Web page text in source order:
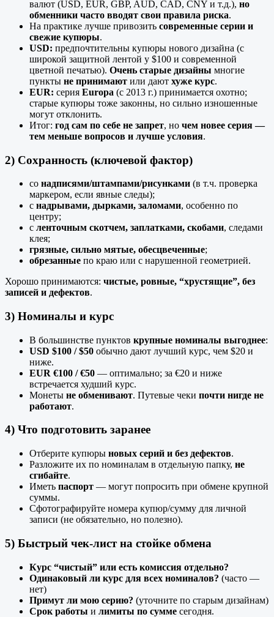
валют (USD, EUR, GBP, AUD, CAD, CNY и т.д.), но
обменники часто вводят свои правила риска.
На практике лучше привозить современные серии и
свежие купюры.
USD: предпочтительны купюры нового дизайна (с
широкой защитной лентой у $100 и современной
цветной печатью). Очень старые дизайны многие
пункты не принимают или дают хуже курс.
EUR: серия Europa (с 2013 г.) принимается охотно;
старые купюры тоже законны, но сильно изношенные
могут отклонить.
Итог: год сам по себе не запрет, но чем новее серия —
тем меньше вопросов и лучше условия.
2) Сохранность (ключевой фактор)
со надписями/штампами/рисунками (в т.ч. проверка
маркером, если явные следы);
с надрывами, дырками, заломами, особенно по
центру;
с ленточным скотчем, заплатками, скобами, следами
клея;
грязные, сильно мятые, обесцвеченные;
обрезанные по краю или с нарушенной геометрией.
Хорошо принимаются: чистые, ровные, “хрустящие”, без
записей и дефектов.
3) Номиналы и курс
В большинстве пунктов крупные номиналы выгоднее:
USD $100 / $50 обычно дают лучший курс, чем $20 и
ниже.
EUR €100 / €50 — оптимально; за €20 и ниже
встречается худший курс.
Монеты не обменивают. Путевые чеки почти нигде не
работают.
4) Что подготовить заранее
Отберите купюры новых серий и без дефектов.
Разложите их по номиналам в отдельную папку, не
сгибайте.
Иметь паспорт — могут попросить при обмене крупной
суммы.
Сфотографируйте номера купюр/сумму для личной
записи (не обязательно, но полезно).
5) Быстрый чек‑лист на стойке обмена
Курс “чистый” или есть комиссия отдельно?
Одинаковый ли курс для всех номиналов? (часто —
нет)
Примут ли мою серию? (уточните по старым дизайнам)
Срок работы и лимиты по сумме сегодня.